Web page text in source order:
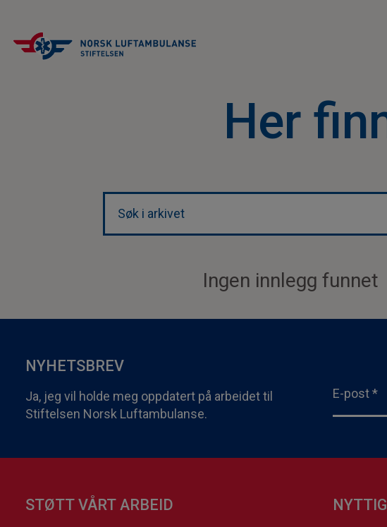
Her
Ingen innlegg funnet
NYHETSBREV
Ja, jeg vil holde meg oppdatert på arbeidet til
Stiftelsen Norsk Luftambulanse.
E-post*
STØTT VÅRT ARBEID